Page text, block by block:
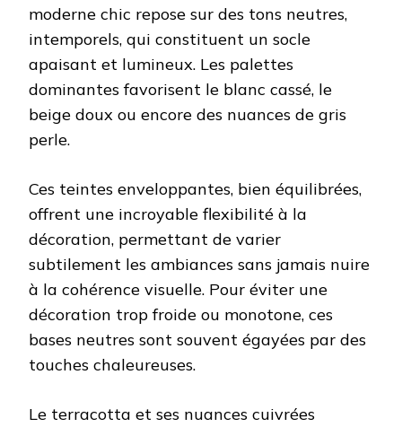
moderne chic repose sur des tons neutres,
intemporels, qui constituent un socle
apaisant et lumineux. Les palettes
dominantes favorisent le blanc cassé, le
beige doux ou encore des nuances de gris
perle.
Ces teintes enveloppantes, bien équilibrées,
offrent une incroyable flexibilité à la
décoration, permettant de varier
subtilement les ambiances sans jamais nuire
à la cohérence visuelle. Pour éviter une
décoration trop froide ou monotone, ces
bases neutres sont souvent égayées par des
touches chaleureuses.
Le terracotta et ses nuances cuivrées